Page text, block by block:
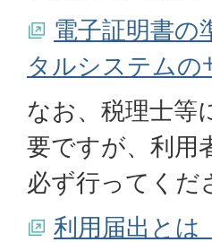
電子証明書の
タルシステムの
なお、税理士等
要ですが、利用
必ず行ってくだ
利用届出とは